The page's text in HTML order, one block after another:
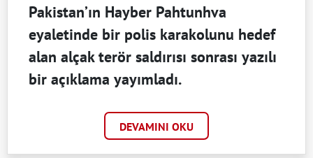
Pakistan’ın Hayber Pahtunhva
eyaletinde bir polis karakolunu hedef
alan alçak terör saldırısı sonrası yazılı
bir açıklama yayımladı.
DEVAMINI OKU